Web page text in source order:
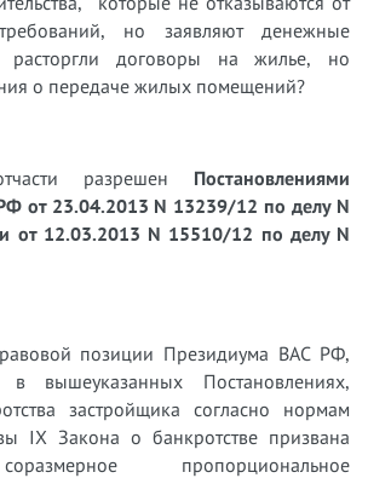
но заявляют денежные
расторгли договоры на жилье, но
о передаче жилых помещений?
разрешен Постановлениями
от 23.04.2013 N 13239/12 по делу N
от 12.03.2013 N 15510/12 по делу N
позиции Президиума ВАС РФ,
в вышеуказанных Постановлениях,
застройщика согласно нормам
IX Закона о банкротстве призвана
пропорциональное